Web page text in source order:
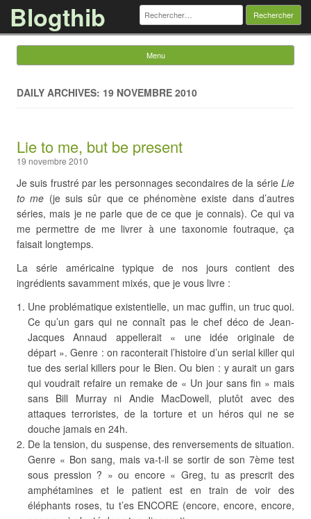
Blogthib Rechercher :
Menu
DAILY ARCHIVES: 19 NOVEMBRE 2010
Lie to me, but be present
19 novembre 2010
Je suis frustré par les personnages secondaires de la série Lie
to me (je suis sûr que ce phénomène existe dans d’autres
séries, mais je ne parle que de ce que je connais). Ce qui va
me permettre de me livrer à une taxonomie foutraque, ça
faisait longtemps.
La série américaine typique de nos jours contient des
ingrédients savamment mixés, que je vous livre :
Une problématique existentielle, un mac guffin, un truc quoi.
Ce qu’un gars qui ne connaît pas le chef déco de Jean-
Jacques Annaud appellerait « une idée originale de
départ ». Genre : on raconterait l’histoire d’un serial killer qui
tue des serial killers pour le Bien. Ou bien : y aurait un gars
qui voudrait refaire un remake de « Un jour sans fin » mais
sans Bill Murray ni Andie MacDowell, plutôt avec des
attaques terroristes, de la torture et un héros qui ne se
douche jamais en 24h.
De la tension, du suspense, des renversements de situation.
Genre « Bon sang, mais va-t-il se sortir de son 7ème test
sous pression ? » ou encore « Greg, tu as prescrit des
amphétamines et le patient est en train de voir des
éléphants roses, tu t’es ENCORE (encore, encore, encore,